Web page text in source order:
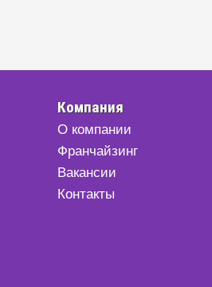
Компания
О компании
Франчайзинг
Вакансии
Контакты